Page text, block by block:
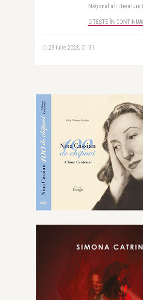
Național al Literaturii
CITEȘTE ÎN
29 iulie 2023, 01:31